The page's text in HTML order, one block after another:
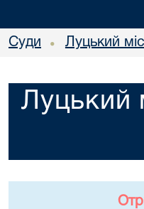
Суди • Луцький
Луцький